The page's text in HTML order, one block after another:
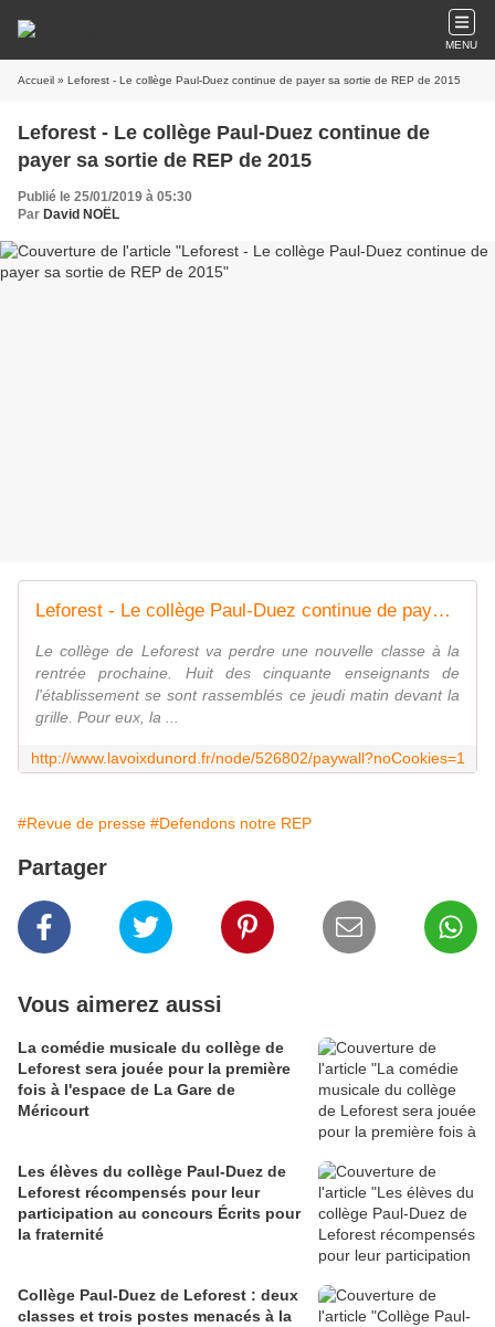
MENU
Accueil » Leforest - Le collège Paul-Duez continue de payer sa sortie de REP de 2015
Leforest - Le collège Paul-Duez continue de
payer sa sortie de REP de 2015
Publié le 25/01/2019 à 05:30
Par David NOËL
Leforest - Le collège Paul-Duez continue de payer sa sortie de REP de 2015
Le collège de Leforest va perdre une nouvelle classe à la
rentrée prochaine. Huit des cinquante enseignants de
l'établissement se sont rassemblés ce jeudi matin devant la
grille. Pour eux, la ...
http://www.lavoixdunord.fr/node/526802/paywall?noCookies=1
#Revue de presse #Defendons notre REP
Partager
Vous aimerez aussi
La comédie musicale du collège de
Leforest sera jouée pour la première
fois à l'espace de La Gare de
Méricourt
Les élèves du collège Paul-Duez de
Leforest récompensés pour leur
participation au concours Écrits pour
la fraternité
Collège Paul-Duez de Leforest : deux
classes et trois postes menacés à la